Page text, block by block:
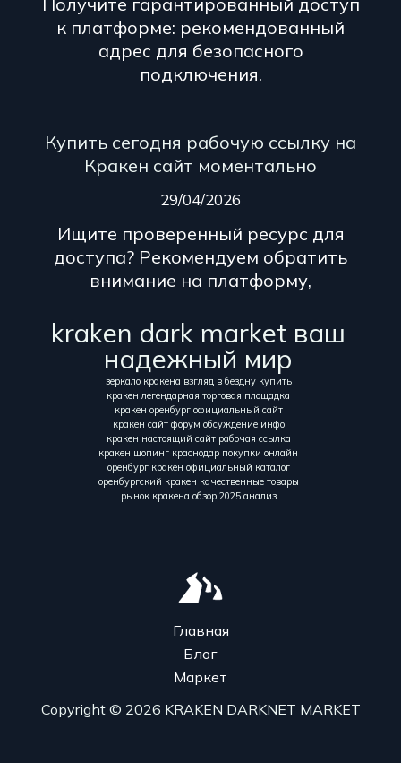
к платформе: рекомендованный
адрес для безопасного
подключения.
Купить сегодня рабочую ссылку на
Кракен сайт моментально
29/04/2026
Ищите проверенный ресурс для
доступа? Рекомендуем обратить
внимание на платформу,
kraken dark market ваш
надежный мир
зеркало кракена взгляд в бездну купить
кракен легендарная торговая площадка
кракен оренбург официальный сайт
кракен сайт форум обсуждение инфо
кракен настоящий сайт рабочая ссылка
кракен шопинг краснодар покупки онлайн
оренбург кракен официальный каталог
оренбургский кракен качественные товары
рынок кракена обзор 2025 анализ
Главная
Блог
Маркет
Copyright © 2026 KRAKEN DARKNET MARKET